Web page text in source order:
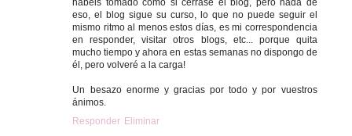
habéis tomado como si cerrase el blog, pero nada de
eso, el blog sigue su curso, lo que no puede seguir el
mismo ritmo al menos estos días, es mi correspondencia
en responder, visitar otros blogs, etc... porque quita
mucho tiempo y ahora en estas semanas no dispongo de
él, pero volveré a la carga!
Un besazo enorme y gracias por todo y por vuestros
ánimos.
Responder Eliminar